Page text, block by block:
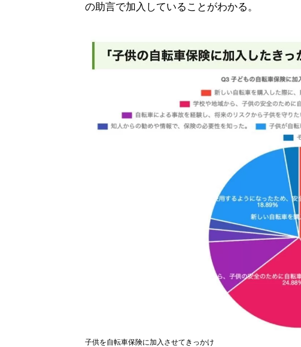
の助言で加入していることがわかる。
子供を自転車保険に加入させてきっかけ